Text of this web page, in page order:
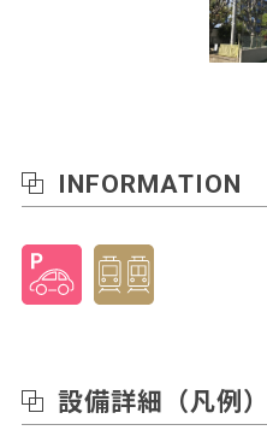
INFORMATION
設備詳細 （凡例）